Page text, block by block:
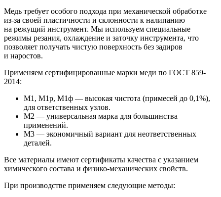
Медь требует особого подхода при механической обработке
из-за своей пластичности и склонности к налипанию
на режущий инструмент. Мы используем специальные
режимы резания, охлаждение и заточку инструмента, что
позволяет получать чистую поверхность без задиров
и наростов.
Применяем сертифицированные марки меди по ГОСТ 859-
2014:
М1, М1р, М1ф — высокая чистота (примесей до 0,1%),
для ответственных узлов.
М2 — универсальная марка для большинства
применений.
М3 — экономичный вариант для неответственных
деталей.
Все материалы имеют сертификаты качества с указанием
химического состава и физико-механических свойств.
При производстве применяем следующие методы: